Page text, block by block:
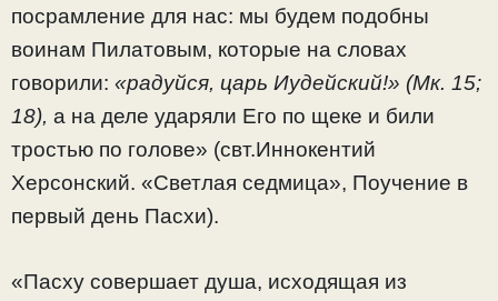
посрамление для нас: мы будем подобны
воинам Пилатовым, которые на словах
говорили: «радуйся, царь Иудейский!» (Мк. 15;
18), а на деле ударяли Его по щеке и били
тростью по голове» (свт.Иннокентий
Херсонский. «Светлая седмица», Поучение в
первый день Пасхи).
«Пасху совершает душа, исходящая из